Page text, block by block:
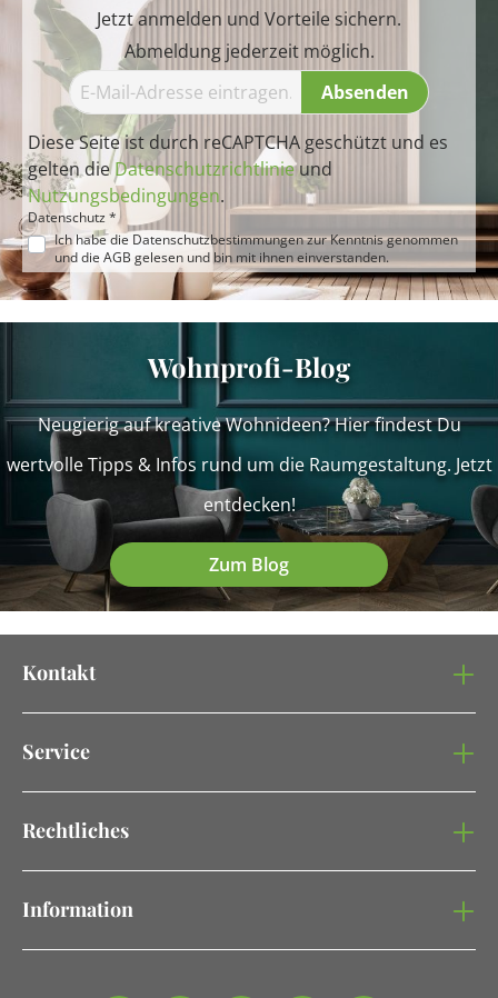
Jetzt anmelden und Vorteile sichern.
Abmeldung jederzeit möglich.
Absenden
Diese Seite ist durch reCAPTCHA geschützt und es
gelten dieDatenschutzrichtlinieund
Nutzungsbedingungen.
Datenschutz *
Ich habe die Datenschutzbestimmungenzur Kenntnis genommen
und die AGB gelesen und bin mit ihnen einverstanden.
Wohnprofi-Blog
Neugierig auf kreative Wohnideen? Hier findest Du
wertvolle Tipps & Infos rund um die Raumgestaltung. Jetzt
entdecken!
Zum Blog
Kontakt
Service
Rechtliches
Information